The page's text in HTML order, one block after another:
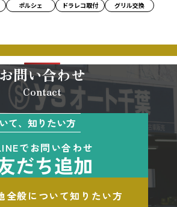
ポルシェ ドラレコ取付
グリル交換
問い合わせ
Contact
て、知りたい方
でお問い合わせ
だち追加
全般について知りたい方